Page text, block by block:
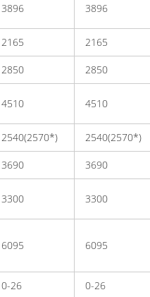
3896 3896
2165 2165
2850 2850
4510 4510
2540(2570*) 2540(2570*)
3690 3690
3300 3300
6095 6095
0-26 0-26